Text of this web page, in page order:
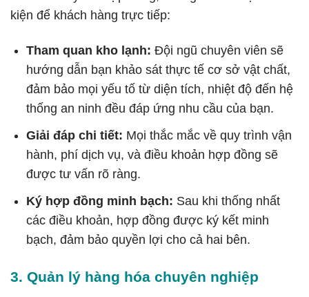
kiện để khách hàng trực tiếp:
Tham quan kho lạnh: Đội ngũ chuyên viên sẽ
hướng dẫn bạn khảo sát thực tế cơ sở vật chất,
đảm bảo mọi yếu tố từ diện tích, nhiệt độ đến hệ
thống an ninh đều đáp ứng nhu cầu của bạn.
Giải đáp chi tiết: Mọi thắc mắc về quy trình vận
hành, phí dịch vụ, và điều khoản hợp đồng sẽ
được tư vấn rõ ràng.
Ký hợp đồng minh bạch: Sau khi thống nhất
các điều khoản, hợp đồng được ký kết minh
bạch, đảm bảo quyền lợi cho cả hai bên.
3. Quản lý hàng hóa chuyên nghiệp